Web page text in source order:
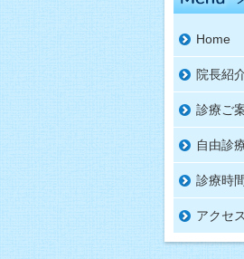
Home
院長紹
診療ご
自由診
診療時間
アクセ